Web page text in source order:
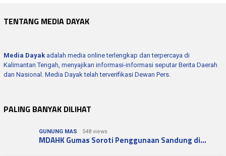
TENTANG MEDIA DAYAK
Media Dayak adalah media online terlengkap dan terpercaya di
Kalimantan Tengah, menyajikan informasi-informasi seputar Berita Daerah
dan Nasional. Media Dayak telah terverifikasi Dewan Pers.
PALING BANYAK DILIHAT
GUNUNG MAS 548 views
MDAHK Gumas Soroti Penggunaan Sandung di…